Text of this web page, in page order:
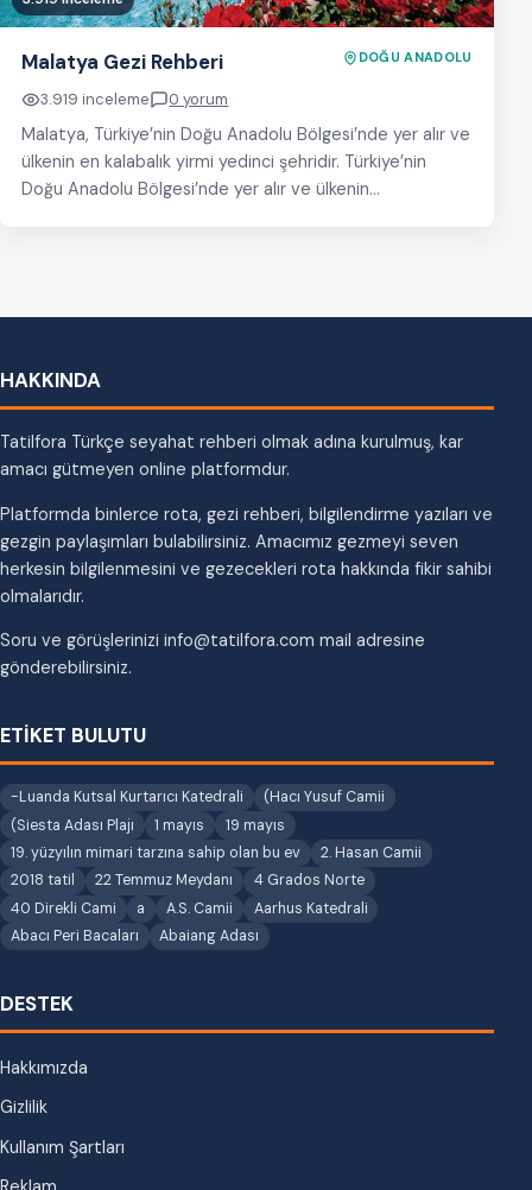
Malatya Gezi Rehberi DOĞU ANADOLU
3.919 inceleme 0 yorum
Malatya, Türkiye’nin Doğu Anadolu Bölgesi’nde yer alır ve
ülkenin en kalabalık yirmi yedinci şehridir. Türkiye’nin
Doğu Anadolu Bölgesi’nde yer alır ve ülkenin…
HAKKINDA
Tatilfora Türkçe seyahat rehberi olmak adına kurulmuş, kar
amacı gütmeyen online platformdur.
Platformda binlerce rota, gezi rehberi, bilgilendirme yazıları ve
gezgin paylaşımları bulabilirsiniz. Amacımız gezmeyi seven
herkesin bilgilenmesini ve gezecekleri rota hakkında fikir sahibi
olmalarıdır.
Soru ve görüşlerinizi info@tatilfora.com mail adresine
gönderebilirsiniz.
ETİKET BULUTU
-Luanda Kutsal Kurtarıcı Katedrali
(Hacı Yusuf Camii
(Siesta Adası Plajı
1 mayıs
19 mayıs
19. yüzyılın mimari tarzına sahip olan bu ev
2. Hasan Camii
2018 tatil
22 Temmuz Meydanı
4 Grados Norte
40 Direkli Cami
a A.S. Camii
Aarhus Katedrali
Abacı Peri Bacaları
Abaiang Adası
DESTEK
Hakkımızda
Gizlilik
Kullanım Şartları